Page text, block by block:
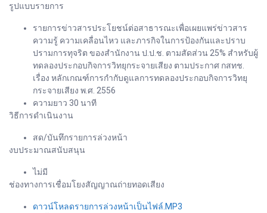
รูปแบบรายการ
รายการข่าวสารประโยชน์ต่อสาธารณะเพื่อเผยแพร่ข่าวสาร
ความรู้ ความเคลื่อนไหว และภารกิจในการป้องกันและปราบ
ปรามการทุจริต ของสำนักงาน ป.ป.ช. ตามสัดส่วน 25% สำหรับผู้
ทดลองประกอบกิจการวิทยุกระจายเสียง ตามประกาศ กสทช.
เรื่อง หลักเกณฑ์การกำกับดูแลการทดลองประกอบกิจการวิทยุ
กระจายเสียง พ.ศ. 2556
ความยาว 30 นาที
วิธีการดำเนินงาน
สด/บันทึกรายการล่วงหน้า
งบประมาณสนับสนุน
ไม่มี
ช่องทางการเชื่อมโยงสัญญาณถ่ายทอดเสียง
ดาวน์โหลดรายการล่วงหน้าเป็นไฟล์.MP3